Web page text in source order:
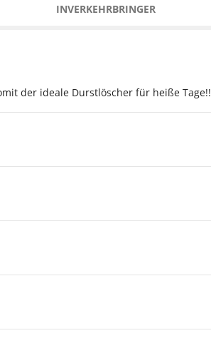
INVERKEHRBRINGER
der ideale Durstlöscher für heiße Tage!!